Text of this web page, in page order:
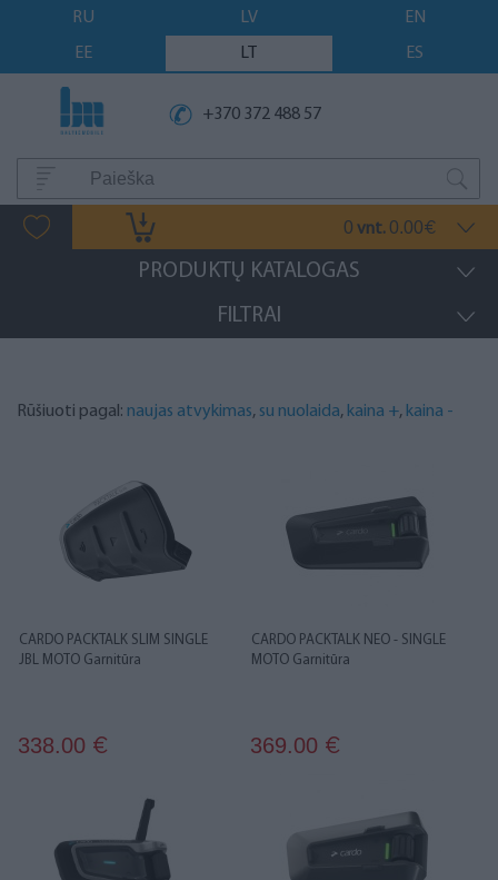
RU LV
EN
EE
LT ES
+370 372 488 57
0 vnt. 0.00€
PRODUKTŲ KATALOGAS
FILTRAI
Rūšiuoti pagal: naujas atvykimas, su nuolaida, kaina +, kaina -
CARDO PACKTALK SLIM SINGLE
JBL MOTO Garnitūra
338.00 €
CARDO PACKTALK NEO - SINGLE
MOTO Garnitūra
369.00 €